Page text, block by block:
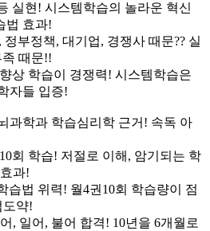
실현! 시스템학습의 놀라운 혁신
법 효과!
부정책, 대기업, 경쟁사 때문?? 실
때문!!
상 학습이 경쟁력! 시스템학습은
자들 입증!
과학과 학습심리학 근거! 속독 아
회 학습! 저절로 이해, 암기되는 학
과!
습법 위력! 월4권10회 학습량이 점
도약!
, 일어, 불어 합격! 10년을 6개월로